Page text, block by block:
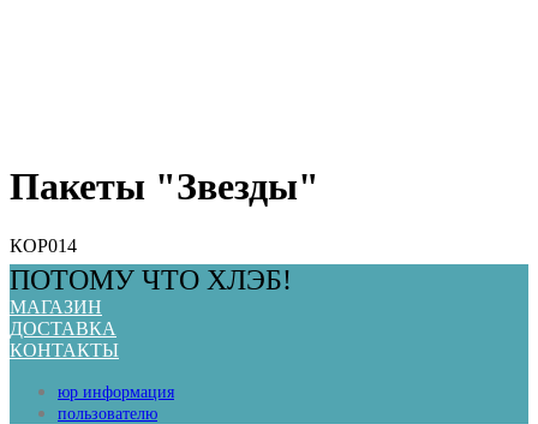
Пакеты "Звезды"
КОР014
ПОТОМУ ЧТО ХЛЭБ!
МАГАЗИН
ДОСТАВКА
КОНТАКТЫ
юр информация
пользователю